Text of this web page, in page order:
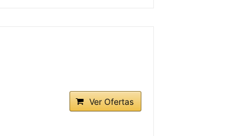
Ver Ofertas